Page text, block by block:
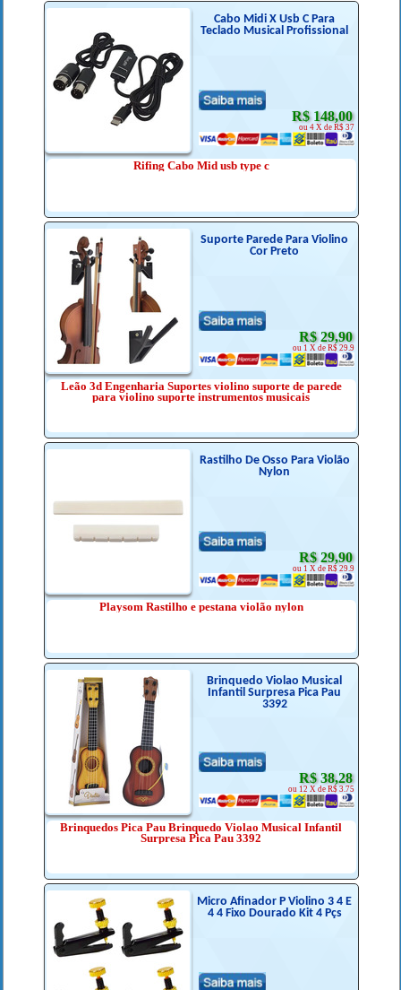
Cabo Midi X Usb C Para
Teclado Musical Profissional
R$ 148,00
ou 4 X de R$ 37
Rifing Cabo Mid usb type c
Suporte Parede Para Violino
Cor Preto
R$ 29,90
ou 1 X de R$ 29.9
Leão 3d Engenharia Suportes violino suporte de parede
para violino suporte instrumentos musicais
Rastilho De Osso Para Violão
Nylon
R$ 29,90
ou 1 X de R$ 29.9
Playsom Rastilho e pestana violão nylon
Brinquedo Violao Musical
Infantil Surpresa Pica Pau
3392
R$ 38,28
ou 12 X de R$ 3.75
Brinquedos Pica Pau Brinquedo Violao Musical Infantil
Surpresa Pica Pau 3392
Micro Afinador P Violino 3 4 E
4 4 Fixo Dourado Kit 4 Pçs